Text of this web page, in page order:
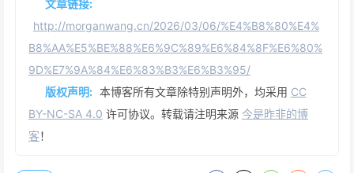
文章链接:
http://morganwang.cn/2026/03/06/%E4%B8%80%E4%
B8%AA%E5%BE%88%E6%9C%89%E6%84%8F%E6%80%
9D%E7%9A%84%E6%83%B3%E6%B3%95/
版权声明: 本博客所有文章除特别声明外，均采用 CC
BY-NC-SA 4.0 许可协议。转载请注明来源 今是昨非的博
客！